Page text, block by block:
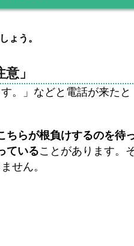
ょう。
」
。」などと電話が来たと
ちらが根負けするのを待
ていることがあります。
せん。